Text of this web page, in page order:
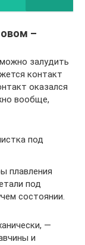
–
залудить
контакт
оказался
вообще,
под
плавления
под
состоянии.
—
и